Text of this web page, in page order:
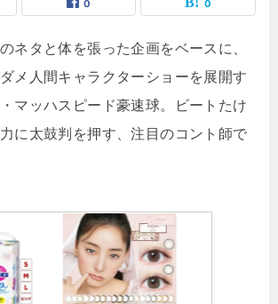
0 0
ネタと体を張った企画をベースに、
メ人間キャラクターショーを展開す
マッハスピード豪速球。ビートたけ
に太鼓判を押す、注目のコント師で